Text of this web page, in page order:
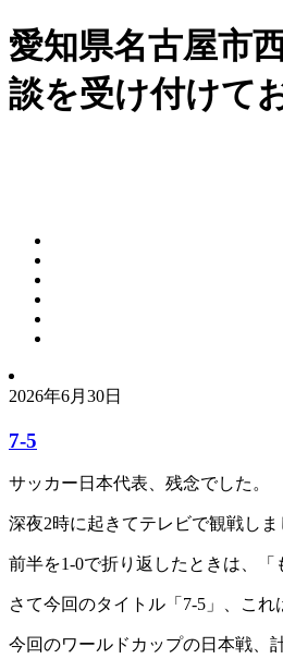
愛知県名古屋市
談を受け付けて
2026年6月30日
7-5
サッカー日本代表、残念でした。
深夜2時に起きてテレビで観戦しま
前半を1-0で折り返したときは、「
さて今回のタイトル「7-5」、これ
今回のワールドカップの日本戦、